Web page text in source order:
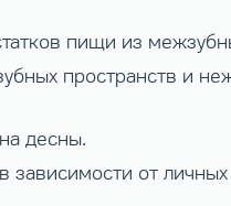
пищи из
пространств и
десны.
от